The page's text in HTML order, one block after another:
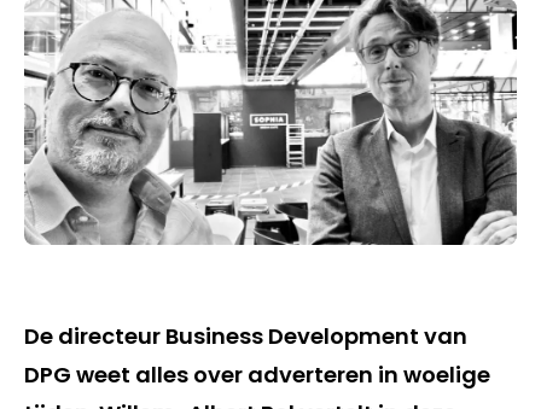
De directeur Business Development van
DPG weet alles over adverteren in woelige